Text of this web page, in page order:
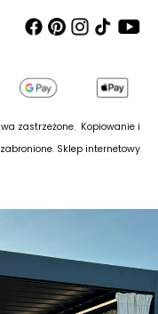
zastrzeżone. Kopiowanie i
Sklep internetowy